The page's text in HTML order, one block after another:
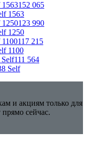
152 065
1563
123 990
1250
117 215
1100
111 564
Self
и акциям только для
сейчас.